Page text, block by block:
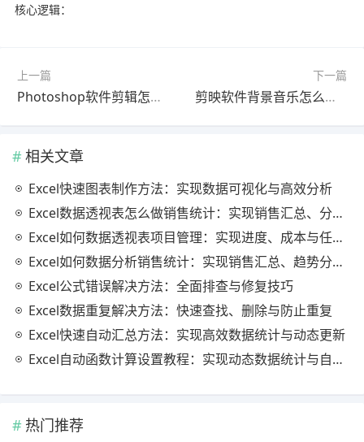
核心逻辑：
上一篇
Photoshop软件剪辑怎么做？2025最新版使用教程（详细步骤）
下一篇
剪映软件背景音乐怎么做？最新更新版使用教程（新手必看）
相关文章
Excel快速图表制作方法：实现数据可视化与高效分析
Excel数据透视表怎么做销售统计：实现销售汇总、分析与动态监控
Excel如何数据透视表项目管理：实现进度、成本与任务的高效分析
Excel如何数据分析销售统计：实现销售汇总、趋势分析与业绩优化
Excel公式错误解决方法：全面排查与修复技巧
Excel数据重复解决方法：快速查找、删除与防止重复
Excel快速自动汇总方法：实现高效数据统计与动态更新
Excel自动函数计算设置教程：实现动态数据统计与自动更新
热门推荐